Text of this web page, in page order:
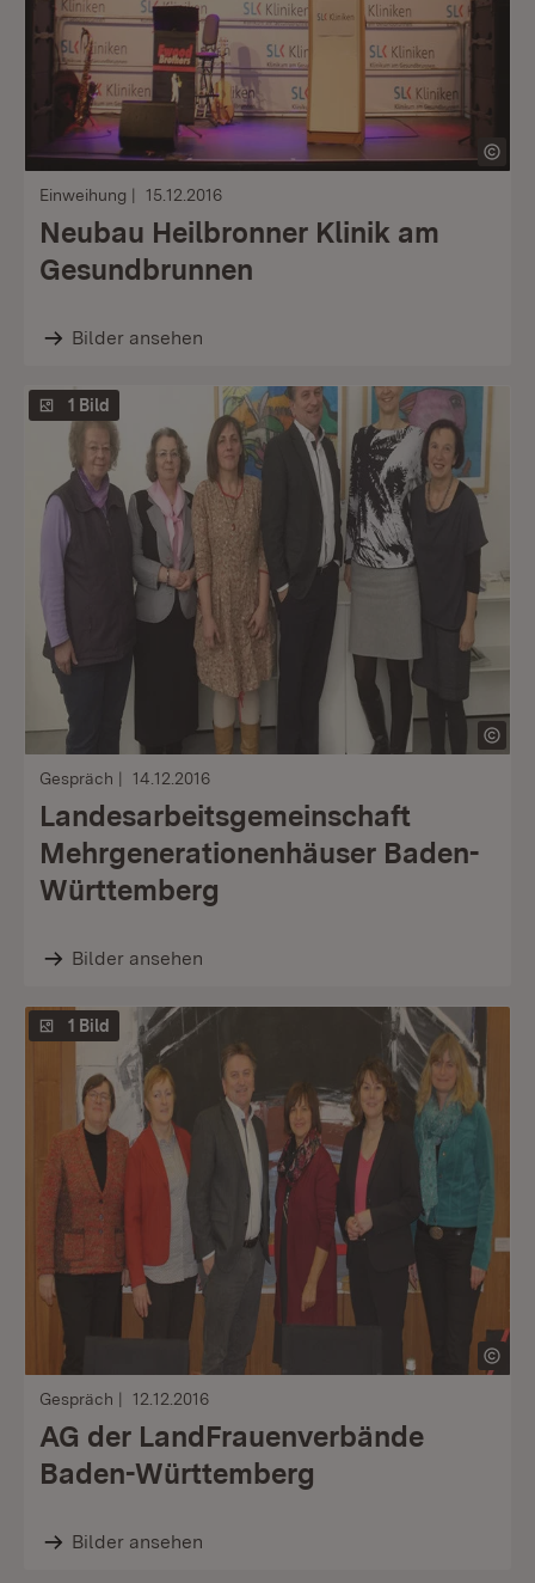
Einweihung 15.12.2016
Neubau Heilbronner Klinik am
Gesundbrunnen
Bilder ansehen
1 Bild
Gespräch 14.12.2016
Landesarbeitsgemeinschaft
Mehrgenerationenhäuser Baden-
Württemberg
Bilder ansehen
1 Bild
Gespräch 12.12.2016
AG der LandFrauenverbände
Baden-Württemberg
Bilder ansehen